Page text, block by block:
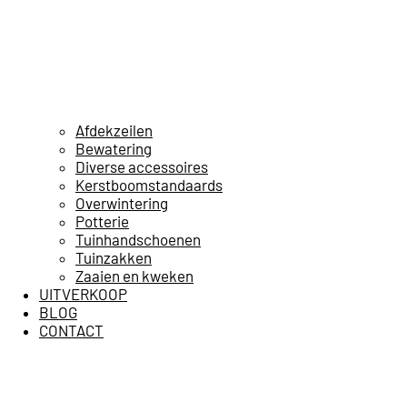
Afdekzeilen
Bewatering
Diverse accessoires
Kerstboomstandaards
Overwintering
Potterie
Tuinhandschoenen
Tuinzakken
Zaaien en kweken
UITVERKOOP
BLOG
CONTACT